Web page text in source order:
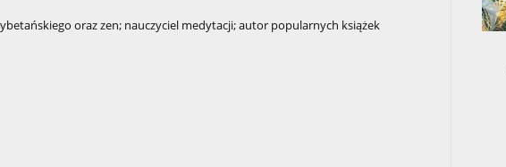
oraz zen; nauczyciel medytacji; autor popularnych książek